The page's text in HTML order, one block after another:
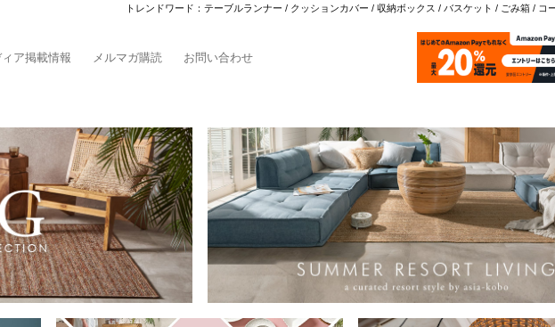
トレンドワード： テーブルランナー / クッションカバー / 収納ボックス / バスケット / ごみ箱/ コ
ア掲載情報 メルマガ購読 お問い合わせ